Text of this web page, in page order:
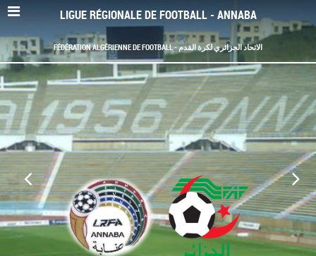
LIGUE RÉGIONALE DE FOOTBALL - ANNABA
FÉDÉRATION ALGÉRIENNE DE FOOTBALL - الاتحاد الجزائري لكرة القدم